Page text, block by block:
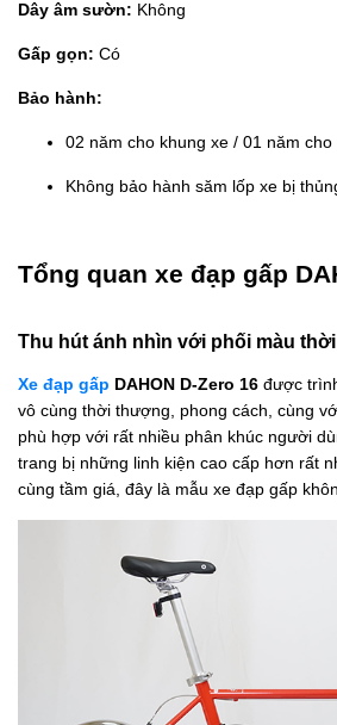
Dây âm sườn: Không
Gấp gọn: Có
Bảo hành:
02 năm cho khung xe / 01 năm cho
Không bảo hành săm lốp xe bị
Tổng quan xe đạp gấp
Thu hút ánh nhìn với phối màu
Xe đạp gấp DAHON D-Zero 16 được
vô cùng thời thượng, phong cách, cùng
phù hợp với rất nhiều phân khúc người
trang bị những linh kiện cao cấp hơn rất
cùng tầm giá, đây là mẫu xe đạp gấp